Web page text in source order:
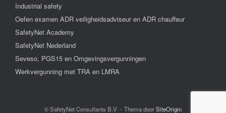
Industrial safety
Oefen examen ADR veiligheidsadviseur en ADR chauffeur
SafetyNet Academy
SafetyNet Nederland
Seveso, PGS15 en Omgevingsvergunningen
Werkvergunning met TRA en LMRA
© SafetyNet Consultants B.V Thema doorSiteOrigin